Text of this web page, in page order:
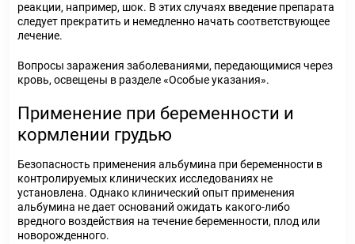
реакции, например, шок. В этих случаях введение препарата
следует прекратить и немедленно начать соответствующее
лечение.
Вопросы заражения заболеваниями, передающимися через
кровь, освещены в разделе «Особые указания».
Применение при беременности и
кормлении грудью
Безопасность применения альбумина при беременности в
контролируемых клинических исследованиях не
установлена. Однако клинический опыт применения
альбумина не дает оснований ожидать какого-либо
вредного воздействия на течение беременности, плод или
новорожденного.